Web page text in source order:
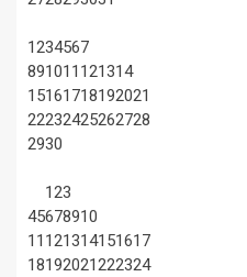
1234567
891011 121314
15161718192021
22232425262728
2930
123
45678910
11 121314151617
18192021222324